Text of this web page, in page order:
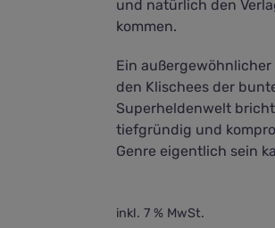
und natürlich den
kommen.
Ein
den Klischees der
Superheldenwelt
tiefgründig und
Genre eigentlich sein
inkl. 7 % MwSt.